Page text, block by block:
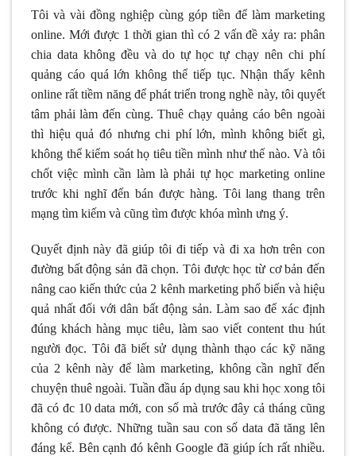
Tôi và vài đồng nghiệp cùng góp tiền để làm marketing
online. Mới được 1 thời gian thì có 2 vấn đề xảy ra: phân
chia data không đều và do tự học tự chạy nên chi phí
quảng cáo quá lớn không thể tiếp tục. Nhận thấy kênh
online rất tiềm năng để phát triển trong nghề này, tôi quyết
tâm phải làm đến cùng. Thuê chạy quảng cáo bên ngoài
thì hiệu quả đó nhưng chi phí lớn, mình không biết gì,
không thể kiểm soát họ tiêu tiền mình như thế nào. Và tôi
chốt việc mình cần làm là phải tự học marketing online
trước khi nghĩ đến bán được hàng. Tôi lang thang trên
mạng tìm kiếm và cũng tìm được khóa mình ưng ý.
Quyết định này đã giúp tôi đi tiếp và đi xa hơn trên con
đường bất động sản đã chọn. Tôi được học từ cơ bản đến
nâng cao kiến thức của 2 kênh marketing phổ biến và hiệu
quả nhất đối với dân bất động sản. Làm sao để xác định
đúng khách hàng mục tiêu, làm sao viết content thu hút
người đọc. Tôi đã biết sử dụng thành thạo các kỹ năng
của 2 kênh này để làm marketing, không cần nghĩ đến
chuyện thuê ngoài. Tuần đầu áp dụng sau khi học xong tôi
đã có đc 10 data mới, con số mà trước đây cả tháng cũng
không có được. Những tuần sau con số data đã tăng lên
đáng kể. Bên cạnh đó kênh Google đã giúp ích rất nhiều.